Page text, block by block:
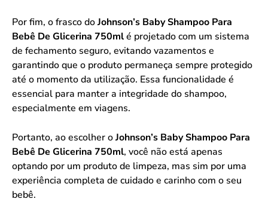
Por fim, o frasco doJohnson’s Baby Shampoo Para
Bebê De Glicerina 750mlé projetado com um sistema
de fechamento seguro, evitando vazamentos e
garantindo que o produto permaneça sempre protegido
até o momento da utilização. Essa funcionalidade é
essencial para manter a integridade do shampoo,
especialmente em viagens.
Portanto, ao escolher oJohnson’s Baby Shampoo Para
Bebê De Glicerina 750ml, você não está apenas
optando por um produto de limpeza, mas sim por uma
experiência completa de cuidado e carinho com o seu
bebê.